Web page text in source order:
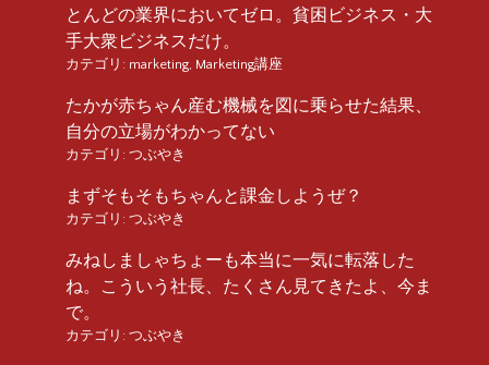
とんどの業界においてゼロ。貧困ビジネス・大
手大衆ビジネスだけ。
カテゴリ: marketing Marketing講座
たかが赤ちゃん産む機械を図に乗らせた結果、
自分の立場がわかってない
カテゴリ: つぶやき
まずそもそもちゃんと課金しようぜ？
カテゴリ: つぶやき
みねしましゃちょーも本当に一気に転落した
ね。こういう社長、たくさん見てきたよ、今ま
で。
カテゴリ: つぶやき